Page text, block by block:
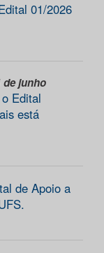
01/2026
de junho
Edital
está
de Apoio a